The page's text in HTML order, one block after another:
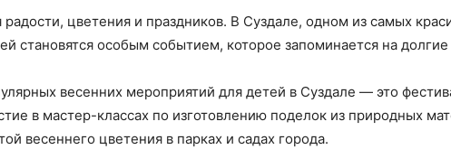
цветения и праздников. В Суздале, одном из самых
становятся особым событием, которое запоминается на
весенних мероприятий для детей в Суздале — это
в мастер-классах по изготовлению поделок из природных
весеннего цветения в парках и садах города.